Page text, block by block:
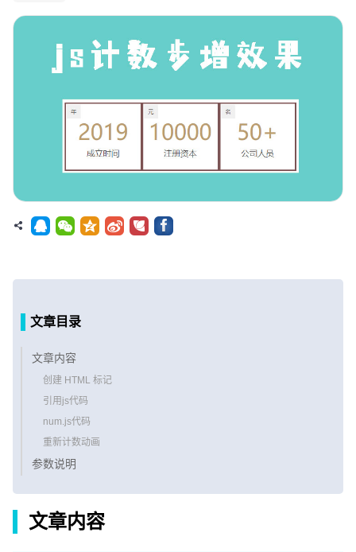
文章目录
文章内容
创建 HTML 标记
引用js代码
num.js代码
重新计数动画
参数说明
文章内容